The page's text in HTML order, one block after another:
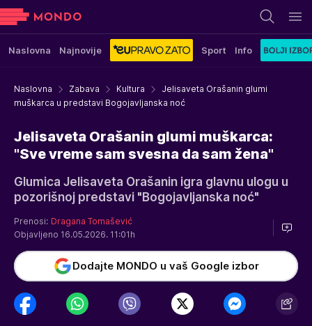
Naslovna Najnovije Sport Info
Naslovna Zabava Kultura
Jelisaveta Orašanin glumi
muškarca u predstavi Bogojavljanska noć
Jelisaveta Orašanin glumi muškarca:
"Sve vreme sam svesna da sam žena"
Glumica Jelisaveta Orašanin igra glavnu ulogu u
pozorišnoj predstavi "Bogojavljanska noć"
Prenosi: Dragana Tomašević
Objavljeno 16.05.2026. 11:01h
Dodajte MONDO u vaš Google izbor